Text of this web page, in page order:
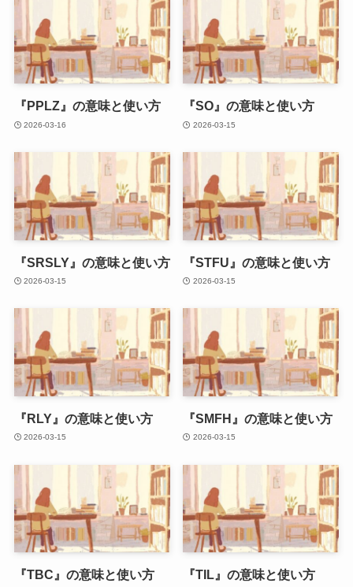
『PPLZ』の意味と使い方
2026-03-16
『SO』の意味と使い方
2026-03-15
『SRSLY』の意味と使い方
2026-03-15
『STFU』の意味と使い方
2026-03-15
『RLY』の意味と使い方
2026-03-15
『SMFH』の意味と使い方
2026-03-15
『TBC』の意味と使い方 『TIL』の意味と使い方